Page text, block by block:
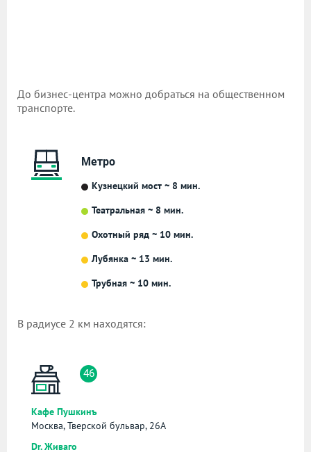
До бизнес-центра можно добраться на общественном
транспорте.
Метро
Кузнецкий мост ~ 8 мин.
Театральная ~ 8 мин.
Охотный ряд ~ 10 мин.
Лубянка ~ 13 мин.
Трубная ~ 10 мин.
В радиусе 2 км находятся:
46
Кафе Пушкинъ
Москва, Тверской бульвар, 26А
Dr. Живаго